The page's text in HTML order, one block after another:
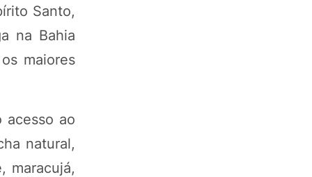
Santo,
na Bahia
maiores
acesso ao
natural,
maracujá,